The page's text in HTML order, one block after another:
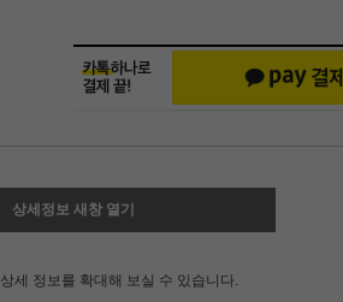
상세정보 새창 열기
상세 정보를 확대해 보실 수 있습니다.